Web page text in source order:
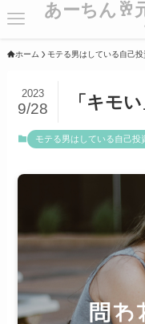
あーちん🥂
ホーム モテる男はしている自己投
「キモ
2023
9/28
モテる男はしている自己投